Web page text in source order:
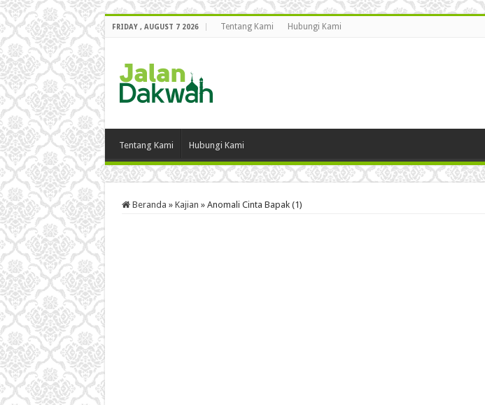
FRIDAY , AUGUST 7 2026 Tentang Kami Hubungi Kami
Tentang Kami Hubungi Kami
Beranda » Kajian » Anomali Cinta Bapak (1)